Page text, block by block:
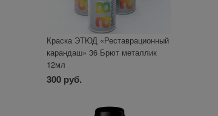
Краска ЭТЮД «Реставрационный
карандаш» 36 Брют металлик
12мл
300 руб.